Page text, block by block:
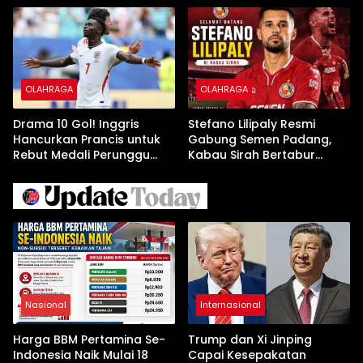
OLAHRAGA
Drama 10 Gol! Inggris
Hancurkan Prancis untuk
Rebut Medali Perunggu
OLAHRAGA
Stefano Lilipaly Resmi
Gabung Semen Padang,
Kabau Sirah Bertabur
Nasional
Harga BBM Pertamina Se-
Indonesia Naik Mulai 18
Internasional
Trump dan Xi Jinping
Capai Kesepakatan